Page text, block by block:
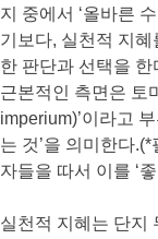
지 중에서 ‘올바른
기보다, 실천적 지
한 판단과 선택을
근본적인 측면은 토
imperium)’이라고
는 것’을 의미한다
자들을 따서 이를 ‘
실천적 지혜는 단지